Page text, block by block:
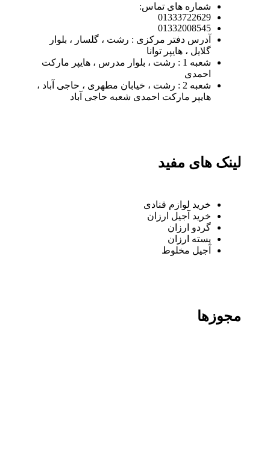
شماره های تماس:
01333722629
01332008545
آدرس دفتر مرکزی : رشت ، گلسار ، بلوار
گلایل ، هایپر توانا
شعبه 1 : رشت ، بلوار مدرس ، هایپر مارکت
احمدی
شعبه 2 : رشت ، خیابان مطهری ، حاجی آباد ،
هایپر مارکت احمدی شعبه حاجی آباد
لینک های مفید
خرید لوازم قنادی
خرید آجیل ارزان
گردو ارزان
پسته ارزان
آجیل مخلوط
مجوزها